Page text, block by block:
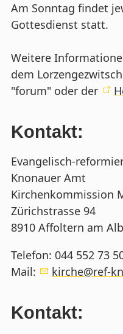
Am Sonntag findet
Gottesdienst statt.
Weitere
dem
"forum" oder der
Kontakt:
Evangelisch-
Knonauer Amt
Kirchenkommission
Zürichstrasse 94
8910 Affoltern am
Telefon: 044 552 73
Mail:
k rch r f-kn
Kontakt: